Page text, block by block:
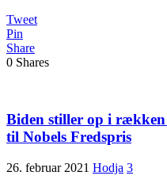
Tweet
Pin
Share
0 Shares
Biden stiller op i
til Nobels Fredspris
26. februar 2021 Hodja 3